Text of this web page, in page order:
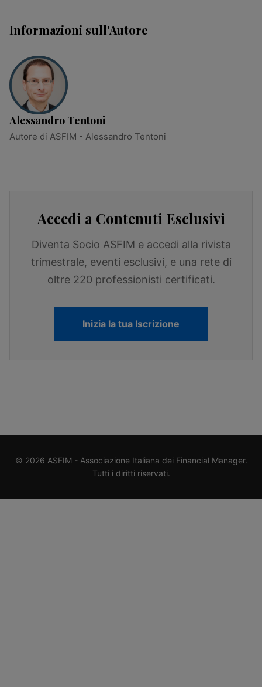
Informazioni sull'Autore
Alessandro Tentoni
Autore di ASFIM - Alessandro Tentoni
Accedi a Contenuti Esclusivi
Diventa Socio ASFIM e accedi alla rivista
trimestrale, eventi esclusivi, e una rete di
oltre 220 professionisti certificati.
Inizia la tua Iscrizione
© 2026 ASFIM - Associazione Italiana dei Financial Manager.
Tutti i diritti riservati.